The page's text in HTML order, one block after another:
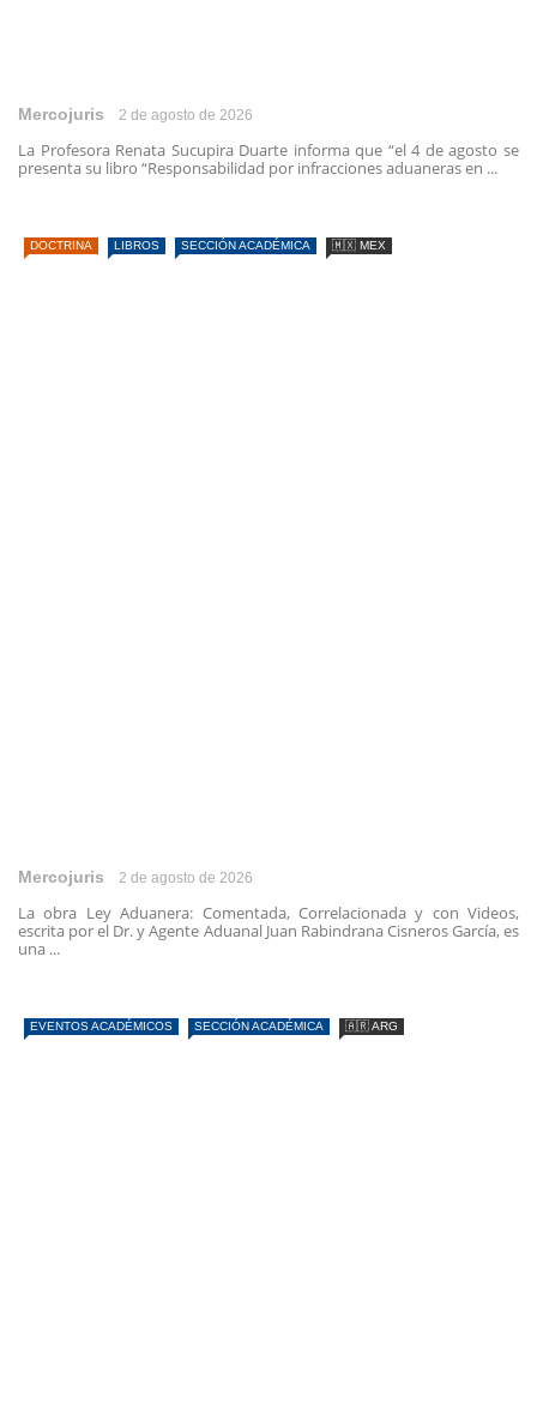
Mercojuris 2 de agosto de 2026
La Profesora Renata Sucupira Duarte informa que “el 4 de agosto se
presenta su libro “Responsabilidad por infracciones aduaneras en ...
DOCTRINA LIBROS SECCIÓN ACADÉMICA 🇲🇽 MEX
Mercojuris 2 de agosto de 2026
La obra Ley Aduanera: Comentada, Correlacionada y con Videos,
escrita por el Dr. y Agente Aduanal Juan Rabindrana Cisneros García, es
una ...
EVENTOS ACADÉMICOS SECCIÓN ACADÉMICA 🇦🇷 ARG